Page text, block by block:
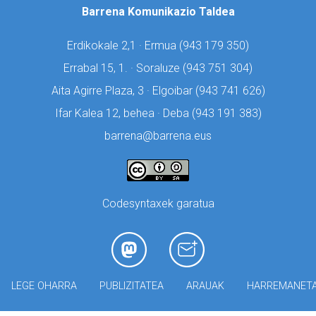
Barrena Komunikazio Taldea
Erdikokale 2,1 · Ermua (943 179 350)
Errabal 15, 1. · Soraluze (943 751 304)
Aita Agirre Plaza, 3 · Elgoibar (943 741 626)
Ifar Kalea 12, behea · Deba (943 191 383)
barrena@barrena.eus
Codesyntaxek garatua
LEGE OHARRA PUBLIZITATEA ARAUAK